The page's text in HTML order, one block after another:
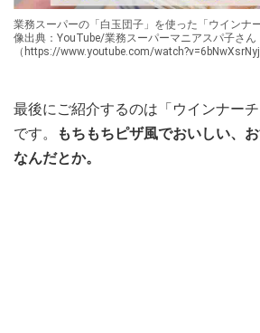
業務スーパーの「白玉団子」を使った「ウインナ
像出典：YouTube/業務スーパーマニアスパ子さん
（https://www.youtube.com/
最後にご紹介するのは「ウインナー
です。
もちもちピザ風でおいしい、
なんだとか。